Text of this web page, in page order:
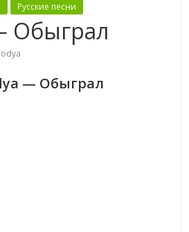
Русские песни
Обыграл
— Обыграл